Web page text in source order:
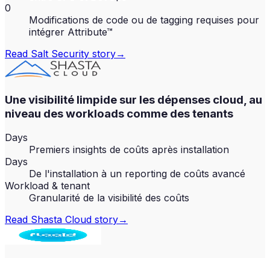
0
Modifications de code ou de tagging requises pour
intégrer Attribute™
Read Salt Security story→
Une visibilité limpide sur les dépenses cloud, au
niveau des workloads comme des tenants
Days
Premiers insights de coûts après installation
Days
De l'installation à un reporting de coûts avancé
Workload & tenant
Granularité de la visibilité des coûts
Read Shasta Cloud story→